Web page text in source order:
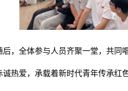
后，全体参与人员齐聚一堂，共同
诚热爱，承载着新时代青年传承红